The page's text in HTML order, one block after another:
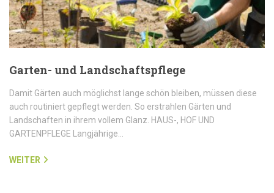
Garten- und Landschaftspflege
Damit Gärten auch möglichst lange schön bleiben, müssen diese
auch routiniert gepflegt werden. So erstrahlen Gärten und
Landschaften in ihrem vollem Glanz. HAUS-, HOF UND
GARTENPFLEGE Langjährige…
WEITER